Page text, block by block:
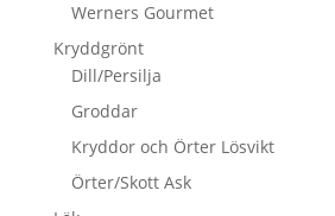
Werners Gourmet
Kryddgrönt
Dill/Persilja
Groddar
Kryddor och Örter Lösvikt
Örter/Skott Ask